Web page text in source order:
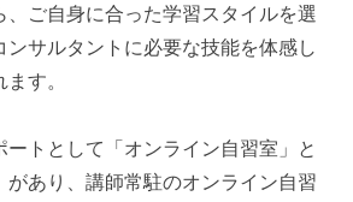
、ご自身に合った学習スタイルを選
ンサルタントに必要な技能を体感し
す。
ートとして「オンライン自習室」と
があり、講師常駐のオンライン自習